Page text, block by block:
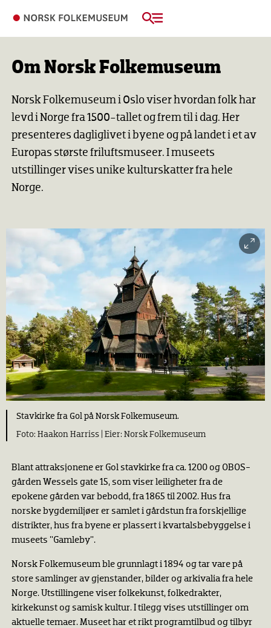
Om Norsk Folkemuseum
Norsk Folkemuseum i Oslo viser hvordan folk har
levd i Norge fra 1500-tallet og frem til i dag. Her
presenteres dagliglivet i byene og på landet i et av
Europas største friluftsmuseer. I museets
utstillinger vises unike kulturskatter fra hele
Norge.
Stavkirke fra Gol på Norsk Folkemuseum.
Haakon Harriss |
Norsk Folkemuseum
Blant attraksjonene er Gol stavkirke fra ca. 1200 og OBOS-
gården Wessels gate 15, som viser leiligheter fra de
epokene gården var bebodd, fra 1865 til 2002. Hus fra
norske bygdemiljøer er samlet i gårdstun fra forskjellige
distrikter, hus fra byene er plassert i kvartalsbebyggelse i
museets "Gamleby".
Norsk Folkemuseum ble grunnlagt i 1894 og tar vare på
store samlinger av gjenstander, bilder og arkivalia fra hele
Norge. Utstillingene viser folkekunst, folkedrakter,
kirkekunst og samisk kultur. I tilegg vises utstillinger om
aktuelle temaer. Museet har et rikt programtilbud og tilbyr